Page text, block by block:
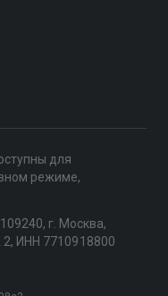
для
режиме,
г. Москва,
2, ИНН 7710918800